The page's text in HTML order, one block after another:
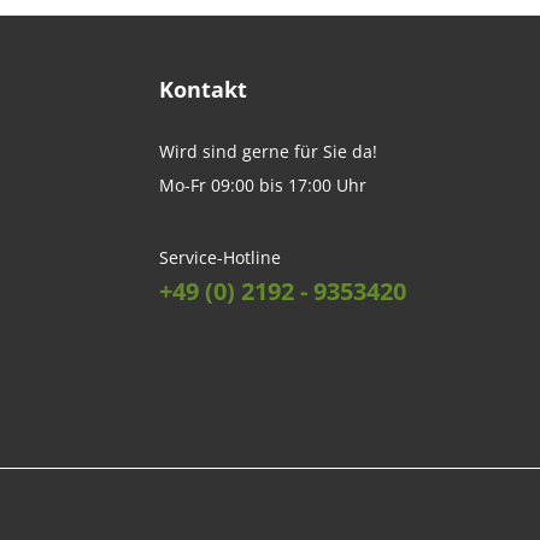
Kontakt
Wird sind gerne für Sie da!
Mo-Fr 09:00 bis 17:00 Uhr
Service-Hotline
+49 (0) 2192 - 9353420